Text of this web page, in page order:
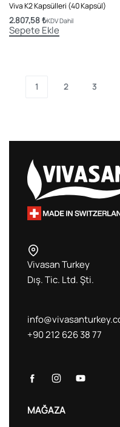
Viva K2 Kapsülleri (40 Kapsül)
2.807,58₺KDV Dahil
Sepete Ekle
1 2 3
Vivasan Turkey
Dış. Tic. Ltd. Şti.
+90 212 626 38 77
MAĞAZA